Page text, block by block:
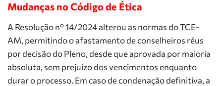
Mudanças no Código de Ética
A Resolução nº 14/2024 alterou as normas do TCE-
AM, permitindo o afastamento de conselheiros réus
por decisão do Pleno, desde que aprovada por maioria
absoluta, sem prejuízo dos vencimentos enquanto
durar o processo. Em caso de condenação definitiva, a